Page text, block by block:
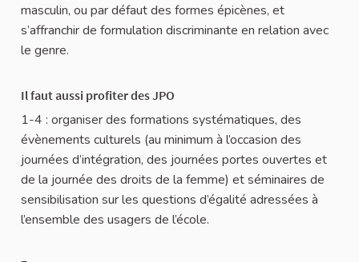
masculin, ou par défaut des formes épicènes, et
s’affranchir de formulation discriminante en relation avec
le genre.
Il faut aussi profiter des JPO
1-4 : organiser des formations systématiques, des
évènements culturels (au minimum à l’occasion des
journées d’intégration, des journées portes ouvertes et
de la journée des droits de la femme) et séminaires de
sensibilisation sur les questions d’égalité adressées à
l’ensemble des usagers de l’école.